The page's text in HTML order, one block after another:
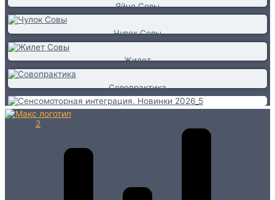
Яйцо Совы
Чулок Совы
Жилет
Совопрактика